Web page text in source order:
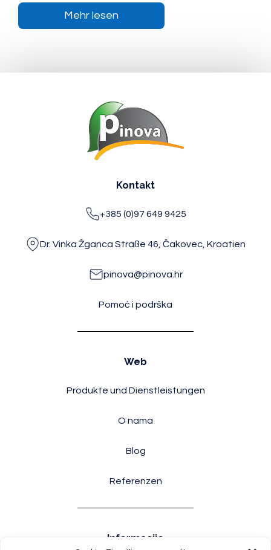
Mehr lesen
Kontakt
+385 (0)97 649 9425
Dr. Vinka Žganca Straße 46, Čakovec, Kroatien
pinova@pinova.hr
Pomoć i podrška
Web
Produkte und Dienstleistungen
O nama
Blog
Referenzen
Informacije